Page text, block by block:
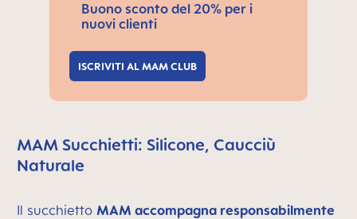
Buono sconto del 20% per i
nuovi clienti
ISCRIVITI AL MAM CLUB
MAM Succhietti: Silicone, Caucciù
Naturale
Il succhietto MAM accompagna responsabilmente